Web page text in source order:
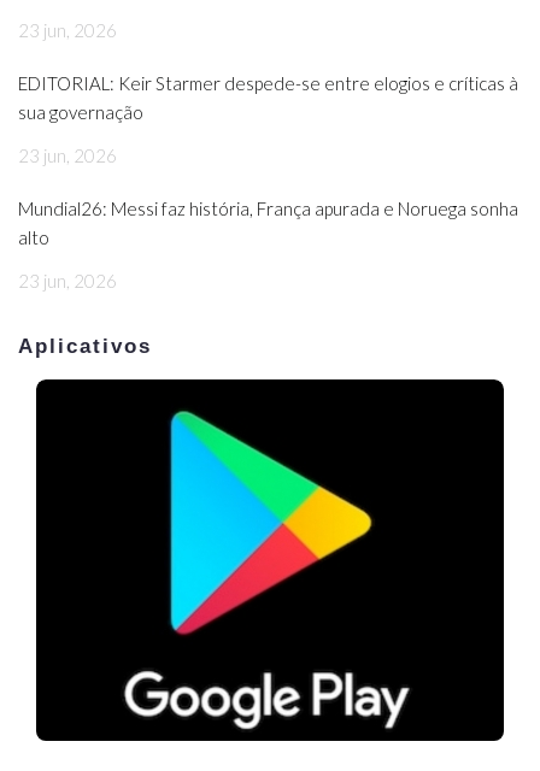
23 jun, 2026
EDITORIAL: Keir Starmer despede-se entre elogios e críticas à
sua governação
23 jun, 2026
Mundial26: Messi faz história, França apurada e Noruega sonha
alto
23 jun, 2026
Aplicativos